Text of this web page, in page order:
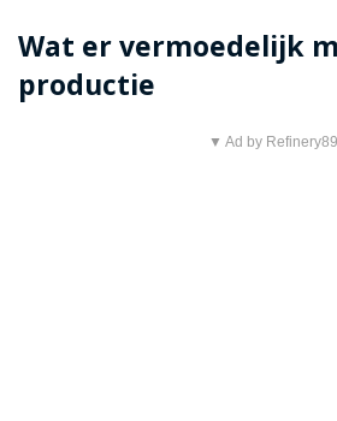
Wat er vermoedelijk
productie
▼ Ad by Refinery89